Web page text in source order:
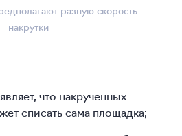
разную скорость
накрутки
что накрученных
списать сама площадка;